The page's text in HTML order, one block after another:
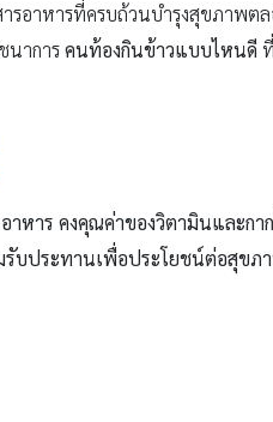
รอาหารที่ครบถ้วนบำรุงสุขภาพตล
นาการคนท้องกินข้าวแบบไหนดี
หาร คงคุณค่าของวิตามินและกาก
รับประทานเพื่อประโยชน์ต่อสุขภ